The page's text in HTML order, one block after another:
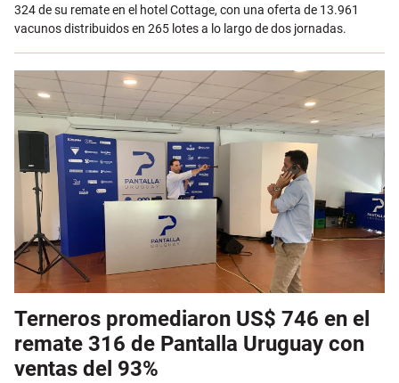
324 de su remate en el hotel Cottage, con una oferta de 13.961
vacunos distribuidos en 265 lotes a lo largo de dos jornadas.
Terneros promediaron US$ 746 en el
remate 316 de Pantalla Uruguay con
ventas del 93%